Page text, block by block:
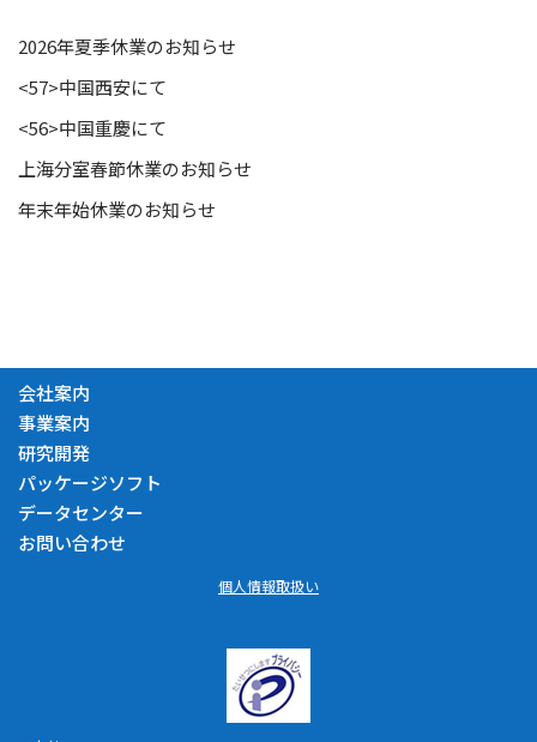
2026年夏季休業のお知らせ
<57>中国西安にて
<56>中国重慶にて
上海分室春節休業のお知らせ
年末年始休業のお知らせ
会社案内
事業案内
研究開発
パッケージソフト
データセンター
お問い合わせ
個人情報取扱い